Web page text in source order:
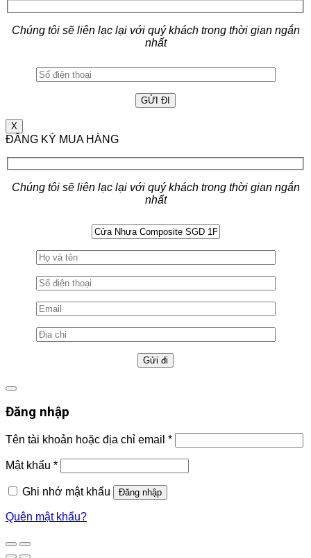
Chúng tôi sẽ liên lạc lại với quý khách trong thời gian ngắn
nhất
X
ĐĂNG KÝ MUA HÀNG
Chúng tôi sẽ liên lạc lại với quý khách trong thời gian ngắn
nhất
Đăng nhập
Tên tài khoản hoặc địa chỉ email *
Mật khẩu *
Ghi nhớ mật khẩu Đăng nhập
Quên mật khẩu?